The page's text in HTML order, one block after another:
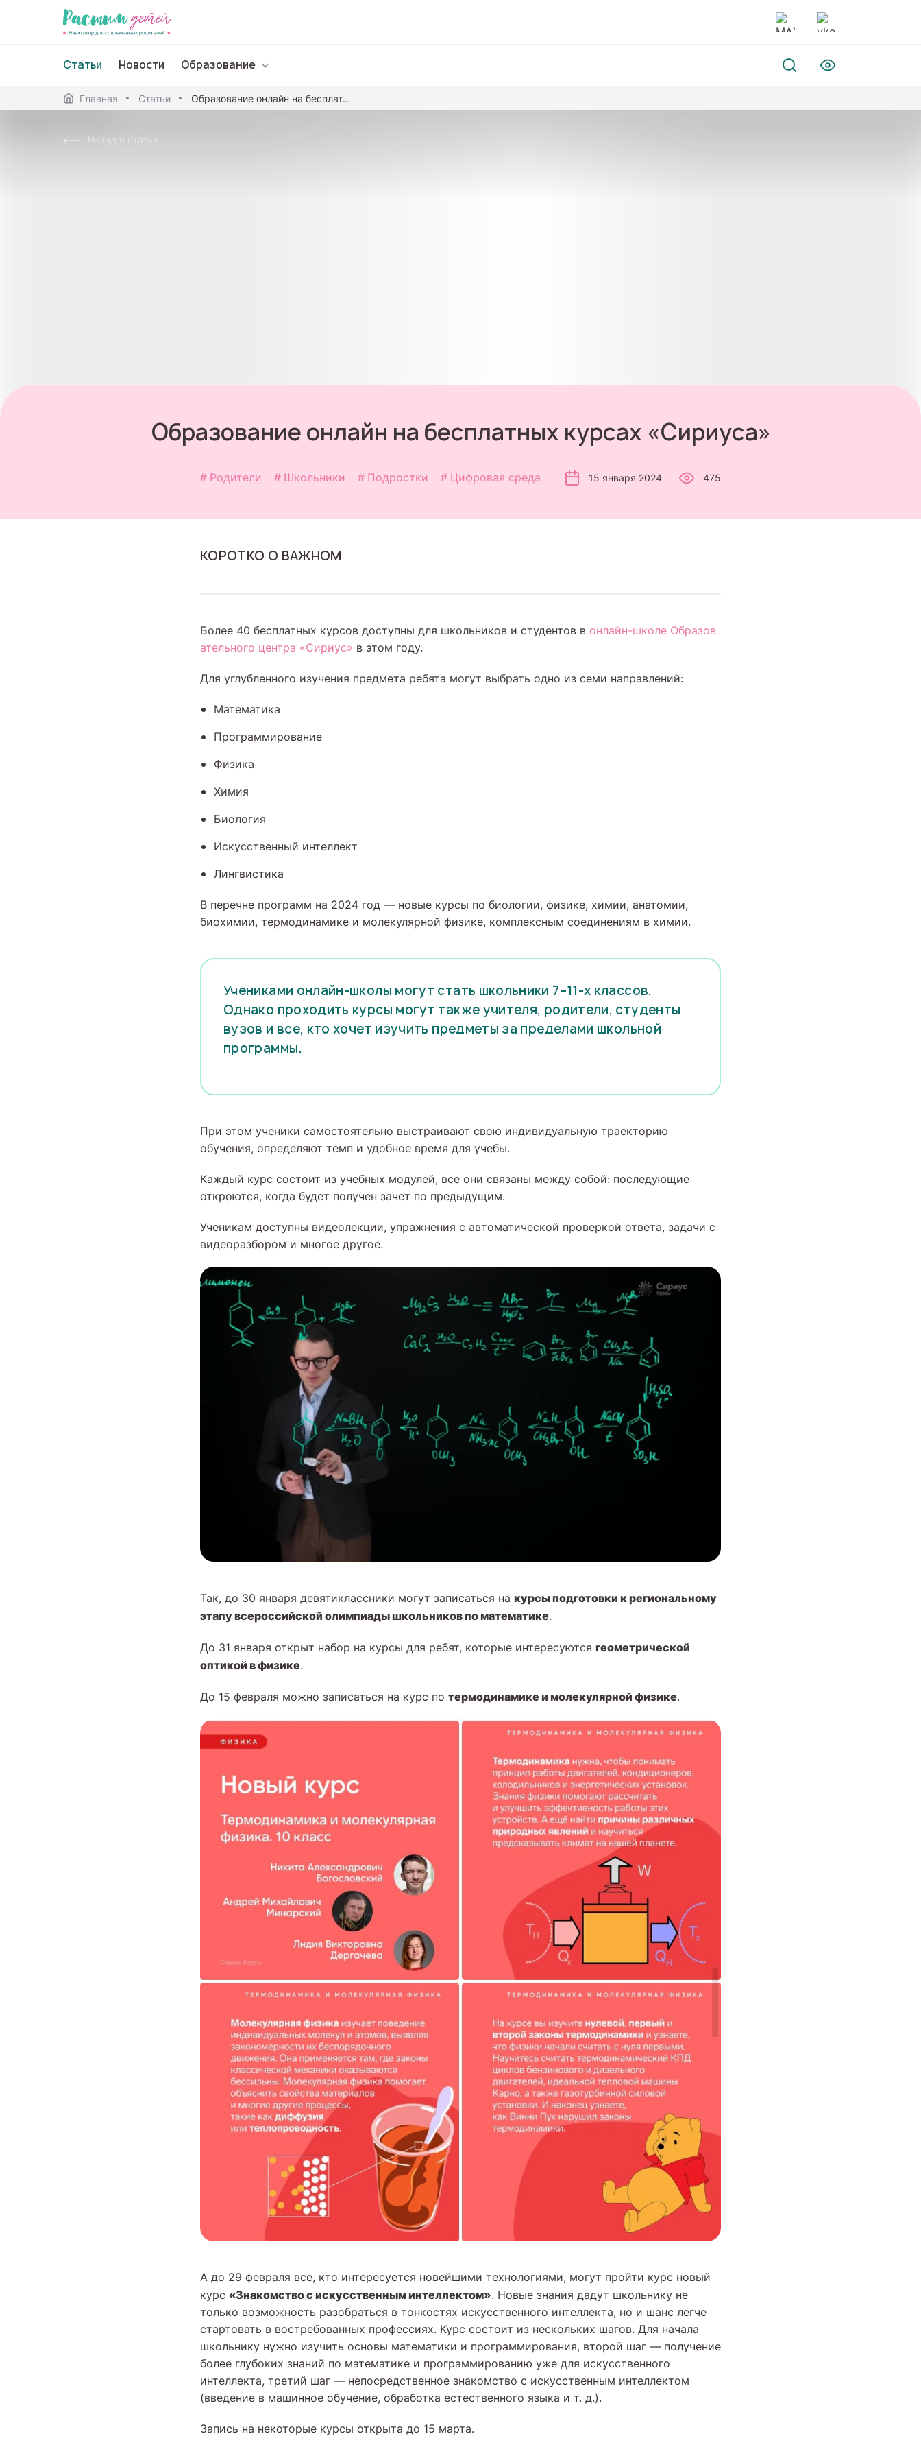
Статьи Новости Образование
Главная Статьи Образование онлайн на бесплатных курсах «Сириуса»
Назад в статьи
Образование онлайн на бесплатных курсах «Сириуса»
Родители Школьники Подростки Цифровая среда 15 января 2024 475
КОРОТКО О ВАЖНОМ
Более 40 бесплатных курсов доступны для школьников и студентов в онлайн-школе Образов
ательного центра «Сириус» в этом году.
Для углубленного изучения предмета ребята могут выбрать одно из семи направлений:
Математика
Программирование
Физика
Химия
Биология
Искусственный интеллект
Лингвистика
В перечне программ на 2024 год — новые курсы по биологии, физике, химии, анатомии,
биохимии, термодинамике и молекулярной физике, комплексным соединениям в химии.
Учениками онлайн-школы могут стать школьники 7–11-х классов.
Однако проходить курсы могут также учителя, родители, студенты
вузов и все, кто хочет изучить предметы за пределами школьной
программы.
При этом ученики самостоятельно выстраивают свою индивидуальную траекторию
обучения, определяют темп и удобное время для учебы.
Каждый курс состоит из учебных модулей, все они связаны между собой: последующие
откроются, когда будет получен зачет по предыдущим.
Ученикам доступны видеолекции, упражнения с автоматической проверкой ответа, задачи с
видеоразбором и многое другое.
Так, до 30 января девятиклассники могут записаться на курсы подготовки к региональному
этапу всероссийской олимпиады школьников по математике.
До 31 января открыт набор на курсы для ребят, которые интересуются геометрической
оптикой в физике.
До 15 февраля можно записаться на курс по термодинамике и молекулярной физике.
А до 29 февраля все, кто интересуется новейшими технологиями, могут пройти курс новый
курс «Знакомство с искусственным интеллектом». Новые знания дадут школьнику не
только возможность разобраться в тонкостях искусственного интеллекта, но и шанс легче
стартовать в востребованных профессиях. Курс состоит из нескольких шагов. Для начала
школьнику нужно изучить основы математики и программирования, второй шаг — получение
более глубоких знаний по математике и программированию уже для искусственного
интеллекта, третий шаг — непосредственное знакомство с искусственным интеллектом
(введение в машинное обучение, обработка естественного языка и т. д.).
Запись на некоторые курсы открыта до 15 марта.